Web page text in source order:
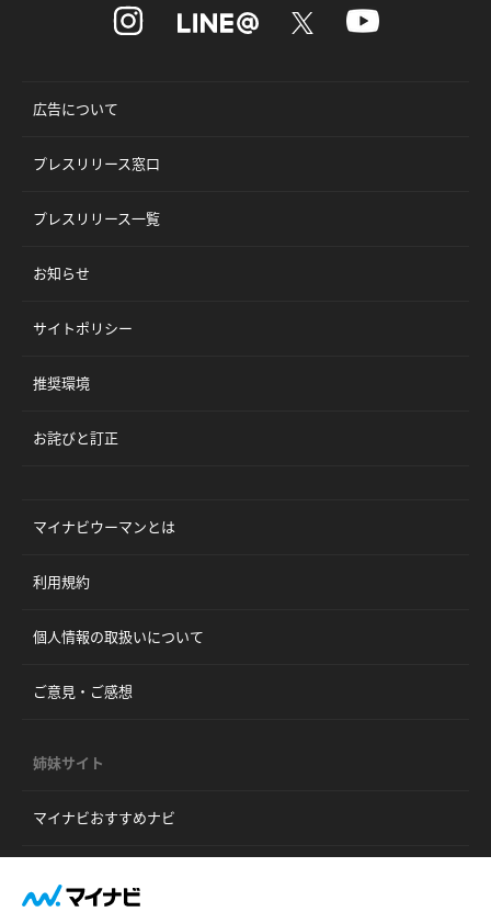
広告について
プレスリリース窓口
プレスリリース一覧
お知らせ
サイトポリシー
推奨環境
お詫びと訂正
マイナビウーマンとは
利用規約
個人情報の取扱いについて
ご意見・ご感想
姉妹サイト
マイナビおすすめナビ